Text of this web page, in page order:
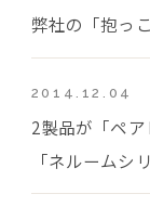
弊社の「抱っ
2014.12.04
2製品が「ペ
「ネルームシ